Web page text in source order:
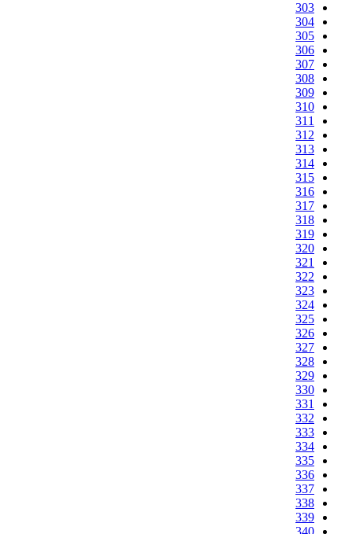
303
304
305
306
307
308
309
310
311
312
313
314
315
316
317
318
319
320
321
322
323
324
325
326
327
328
329
330
331
332
333
334
335
336
337
338
339